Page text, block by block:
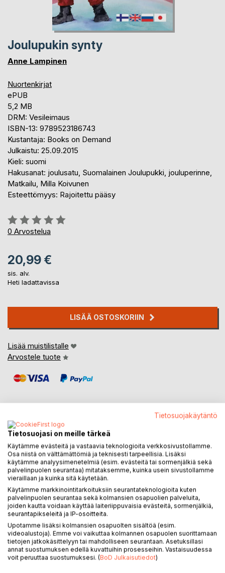
Joulupukin synty
Anne Lampinen
Nuortenkirjat
ePUB
5,2 MB
DRM: Vesileimaus
ISBN-13: 9789523186743
Kustantaja: Books on Demand
Julkaistu: 25.09.2015
Kieli: suomi
Hakusanat: joulusatu, Suomalainen Joulupukki, jouluperinne,
Matkailu, Milla Koivunen
Esteettömyys: Rajoitettu pääsy
Arvostelu::
0%
0 Arvostelua
20,99 €
sis. alv.
Heti ladattavissa
LISÄÄ OSTOSKORIIN
Lisää muistilistalle
Arvostele tuote
KUVAUS
Joulupukin synty on lämminhenkinen ja humoristinen
kokoperheen tarina siitä miten Pohjantähden pojasta tuli
Joulupukki. Upeassa kuvakirjassa on monta tasoa niin
lapsille kuin aikuisillekin. Se todistaa Joulupukin
suomalaisuuden aukottomasti.
Kirja kertoo: miksi Joulupukki on suomalainen ja mistä hän
tuli. Nämä ja monet muut Joulupukin salaisuudet selviävät
kirjan sivuilta, kuten myös mistä tulivat ensimmäiset
joululahjat ja miksi Joulupukin vaate on punainen.
Tietosuojakäytäntö
Tietosuojasi on meille tärkeä
Käytämme evästeitä ja vastaavia teknologioita verkkosivustollamme.
Osa niistä on välttämättömiä ja teknisesti tarpeellisia. Lisäksi
käytämme analyysimenetelmiä (esim. evästeitä tai sormenjälkiä sekä
palvelinpuolen seurantaa) mitataksemme, kuinka usein sivustollamme
vieraillaan ja kuinka sitä käytetään.
Käytämme markkinointitarkoituksiin seurantateknologioita kuten
palvelinpuolen seurantaa sekä kolmansien osapuolien palveluita,
joiden kautta voidaan käyttää laiteriippuvaisia evästeitä, sormenjälkiä,
seurantapikseleitä ja IP-osoitteita.
Upotamme lisäksi kolmansien osapuolten sisältöä (esim.
videoalustoja). Emme voi vaikuttaa kolmannen osapuolen suorittamaan
tietojen jatkokäsittelyyn tai mahdolliseen seurantaan. Asetuksillasi
annat suostumuksen edellä kuvattuihin prosesseihin. Vastaisuudessa
voit peruuttaa suostumuksesi. (BoD Julkaisutiedot)